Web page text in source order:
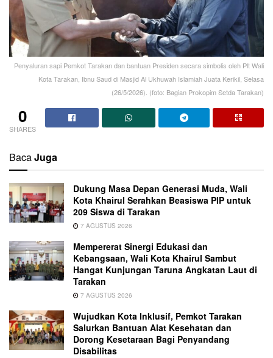
Penyaluran sapi Pemkot Tarakan dan bantuan Presiden secara simbolis oleh Plt Wali
Kota Tarakan, Ibnu Saud di Masjid Al Ukhuwah Islamiah Juata Kerikil, Selasa
(26/5/2026). (foto: Bagian Prokopim Setda Tarakan)
0
SHARES
BacaJuga
Dukung Masa Depan Generasi Muda, Wali
Kota Khairul Serahkan Beasiswa PIP untuk
209 Siswa di Tarakan
7 AGUSTUS 2026
Mempererat Sinergi Edukasi dan
Kebangsaan, Wali Kota Khairul Sambut
Hangat Kunjungan Taruna Angkatan Laut di
Tarakan
7 AGUSTUS 2026
Wujudkan Kota Inklusif, Pemkot Tarakan
Salurkan Bantuan Alat Kesehatan dan
Dorong Kesetaraan Bagi Penyandang
Disabilitas